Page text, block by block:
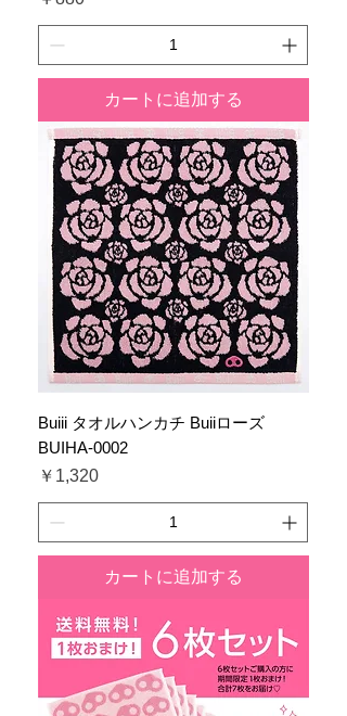
カートに追加する
Buiii タオルハンカチ Buiiローズ
BUIHA-0002
価格
￥1,320
カートに追加する